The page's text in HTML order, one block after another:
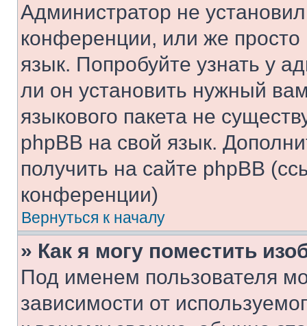
Администратор не
конференции, или же
язык. Попробуйте узнать у
ли он установить нужный
языкового пакета не
phpBB на свой язык.
получить на сайте phpBB
конференции)
Вернуться к началу
» Как я могу поместить
Под именем пользователя
зависимости от